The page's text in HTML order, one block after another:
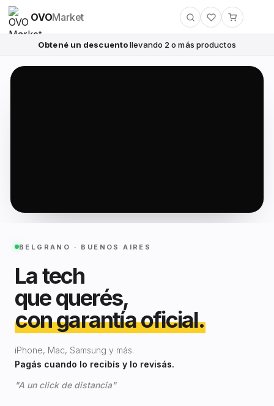
OVOMarket
Obtené un descuentollevando 2 o más productos
BELGRANO · BUENOS AIRES
La tech
que querés,
con garantía oficial.
iPhone, Mac, Samsung y más.
Pagás cuando lo recibís y lo revisás.
"A un click de distancia"